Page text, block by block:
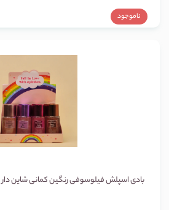
ناموجود
بادی اسپلش فیلوسوفی رنگین کمانی شاین دار Philosophy